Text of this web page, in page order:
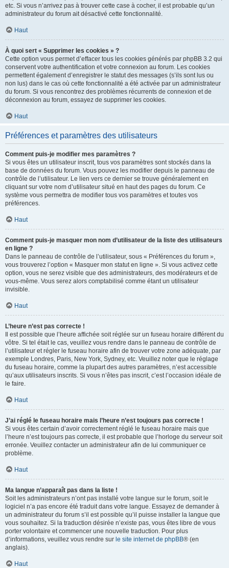
etc. Si vous n’arrivez pas à trouver cette case à cocher, il est probable qu’un
administrateur du forum ait désactivé cette fonctionnalité.
Haut
À quoi sert « Supprimer les cookies » ?
Cette option vous permet d’effacer tous les cookies générés par phpBB 3.2 qui
conservent votre authentification et votre connexion au forum. Les cookies
permettent également d’enregistrer le statut des messages (s’ils sont lus ou
non lus) dans le cas où cette fonctionnalité a été activée par un administrateur
du forum. Si vous rencontrez des problèmes récurrents de connexion et de
déconnexion au forum, essayez de supprimer les cookies.
Haut
Préférences et paramètres des utilisateurs
Comment puis-je modifier mes paramètres ?
Si vous êtes un utilisateur inscrit, tous vos paramètres sont stockés dans la
base de données du forum. Vous pouvez les modifier depuis le panneau de
contrôle de l’utilisateur. Le lien vers ce dernier se trouve généralement en
cliquant sur votre nom d’utilisateur situé en haut des pages du forum. Ce
système vous permettra de modifier tous vos paramètres et toutes vos
préférences.
Haut
Comment puis-je masquer mon nom d’utilisateur de la liste des utilisateurs
en ligne ?
Dans le panneau de contrôle de l’utilisateur, sous « Préférences du forum »,
vous trouverez l’option « Masquer mon statut en ligne ». Si vous activez cette
option, vous ne serez visible que des administrateurs, des modérateurs et de
vous-même. Vous serez alors comptabilisé comme étant un utilisateur
invisible.
Haut
L’heure n’est pas correcte !
Il est possible que l’heure affichée soit réglée sur un fuseau horaire différent du
vôtre. Si tel était le cas, veuillez vous rendre dans le panneau de contrôle de
l’utilisateur et régler le fuseau horaire afin de trouver votre zone adéquate, par
exemple Londres, Paris, New York, Sydney, etc. Veuillez noter que le réglage
du fuseau horaire, comme la plupart des autres paramètres, n’est accessible
qu’aux utilisateurs inscrits. Si vous n’êtes pas inscrit, c’est l’occasion idéale de
le faire.
Haut
J’ai réglé le fuseau horaire mais l’heure n’est toujours pas correcte !
Si vous êtes certain d’avoir correctement réglé le fuseau horaire mais que
l’heure n’est toujours pas correcte, il est probable que l’horloge du serveur soit
erronée. Veuillez contacter un administrateur afin de lui communiquer ce
problème.
Haut
Ma langue n’apparaît pas dans la liste !
Soit les administrateurs n’ont pas installé votre langue sur le forum, soit le
logiciel n’a pas encore été traduit dans votre langue. Essayez de demander à
un administrateur du forum s’il est possible qu’il puisse installer la langue que
vous souhaitez. Si la traduction désirée n’existe pas, vous êtes libre de vous
porter volontaire et commencer une nouvelle traduction. Pour plus
d’informations, veuillez vous rendre sur le site internet de phpBB® (en
anglais).
Haut